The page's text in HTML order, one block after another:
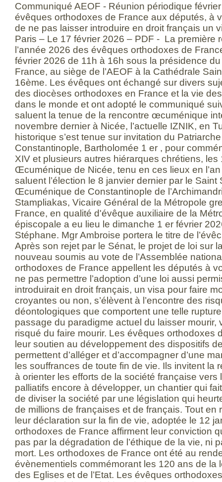
Communiqué AEOF - Réunion périodique
évêques orthodoxes de France aux députés, à
de ne pas laisser introduire en droit français un
Paris – Le 17 février 2026 – PDF - La première
l’année 2026 des évêques orthodoxes de
février 2026 de 11h à 16h sous la présidence
France, au siège de l’AEOF à la Cathédrale
16ème. Les évêques ont échangé sur divers
des diocèses orthodoxes en France et la vie
dans le monde et ont adopté le communiqué
saluent la tenue de la rencontre œcuménique
novembre dernier à Nicée, l’actuelle IZNIK, en
historique s’est tenue sur invitation du
Constantinople, Bartholomée 1 er , pour
XIV et plusieurs autres hiérarques chrétiens,
Œcuménique de Nicée, tenu en ces lieux en
saluent l’élection le 8 janvier dernier par le
Œcuménique de Constantinople de
Stampliakas, Vicaire Général de la Métropole
France, en qualité d'évêque auxiliaire de la
épiscopale a eu lieu le dimanche 1 er février
Stéphane. Mgr Ambroise portera le titre de
Après son rejet par le Sénat, le projet de loi sur
nouveau soumis au vote de l’Assemblée
orthodoxes de France appellent les députés à
ne pas permettre l’adoption d’une loi aussi
introduirait en droit français, un visa pour faire
croyantes ou non, s’élèvent à l’encontre des
déontologiques que comportent une telle
passage du paradigme actuel du laisser mourir,
risqué du faire mourir. Les évêques orthodoxes
leur soutien au développement des dispositifs
permettent d’alléger et d’accompagner d’une
les souffrances de toute fin de vie. Ils invitent la
à orienter les efforts de la société française vers
palliatifs encore à développer, un chantier qui
de diviser la société par une législation qui
de millions de françaises et de français. Tout en
leur déclaration sur la fin de vie, adoptée le 12
orthodoxes de France affirment leur conviction
pas par la dégradation de l’éthique de la vie, ni
mort. Les orthodoxes de France ont été au
évènementiels commémorant les 120 ans de la
des Eglises et de l’Etat. Les évêques